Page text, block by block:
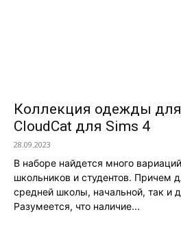
Коллекция одежды
CloudCat для Sims 4
28.09.2023
В наборе найдется много
школьников и студентов. Причем
средней школы, начальной, так и
Разумеется, что наличие...